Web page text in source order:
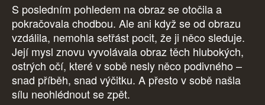
S posledním pohledem na obraz se otočila a
pokračovala chodbou. Ale ani když se od obrazu
vzdálila, nemohla setřást pocit, že ji něco sleduje.
Její mysl znovu vyvolávala obraz těch hlubokých,
ostrých očí, které v sobě nesly něco podivného –
snad příběh, snad výčitku. A přesto v sobě našla
sílu neohlédnout se zpět.